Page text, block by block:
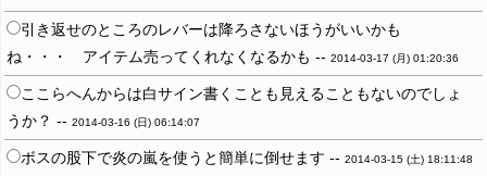
引き返せのところのレバーは降ろさないほうがいいかも
ね・・・ アイテム売ってくれなくなるかも -- 2014-03-17 (月) 01:20:36
ここらへんからは白サイン書くことも見えることもないのでしょ
うか？ -- 2014-03-16 (日) 06:14:07
ボスの股下で炎の嵐を使うと簡単に倒せます -- 2014-03-15 (土) 18:11:48